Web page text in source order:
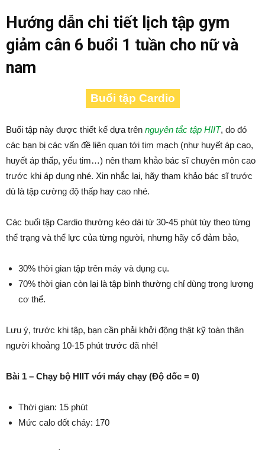
Hướng dẫn chi tiết lịch tập gym
giảm cân 6 buổi 1 tuần cho nữ và
nam
Buổi tập Cardio
Buổi tập này được thiết kế dựa trên nguyên tắc tập HIIT, do đó
các bạn bị các vấn đề liên quan tới tim mạch (như huyết áp cao,
huyết áp thấp, yếu tim…) nên tham khảo bác sĩ chuyên môn cao
trước khi áp dụng nhé. Xin nhắc lại, hãy tham khảo bác sĩ trước
dù là tập cường độ thấp hay cao nhé.
Các buổi tập Cardio thường kéo dài từ 30-45 phút tùy theo từng
thể trạng và thể lực của từng người, nhưng hãy cố đảm bảo,
30% thời gian tập trên máy và dụng cụ.
70% thời gian còn lại là tập bình thường chỉ dùng trọng lượng
cơ thể.
Lưu ý, trước khi tập, bạn cần phải khởi động thật kỹ toàn thân
người khoảng 10-15 phút trước đã nhé!
Bài 1 – Chạy bộ HIIT với máy chạy (Độ dốc = 0)
Thời gian: 15 phút
Mức calo đốt cháy: 170